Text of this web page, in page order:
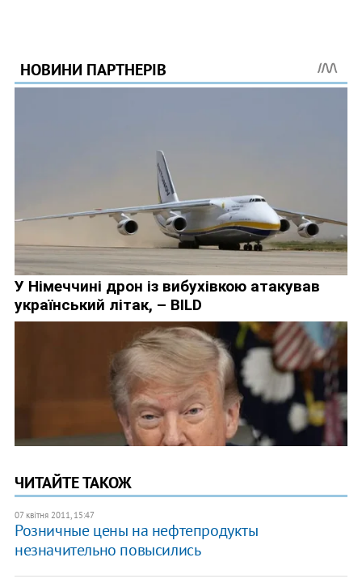
ЧИТАЙТЕ ТАКОЖ
07 квітня 2011, 15:47
Розничные цены на нефтепродукты
незначительно повысились